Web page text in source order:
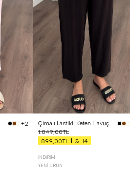
36 40
Çimalı Lastikli Keten Havuç Pantolon Pembe
+2
Çimalı Lastikli Keten Havuç Pantolon Siyah
1.049,00TL
899,00TL
%-14
İNDIRIM
YENI ÜRÜN